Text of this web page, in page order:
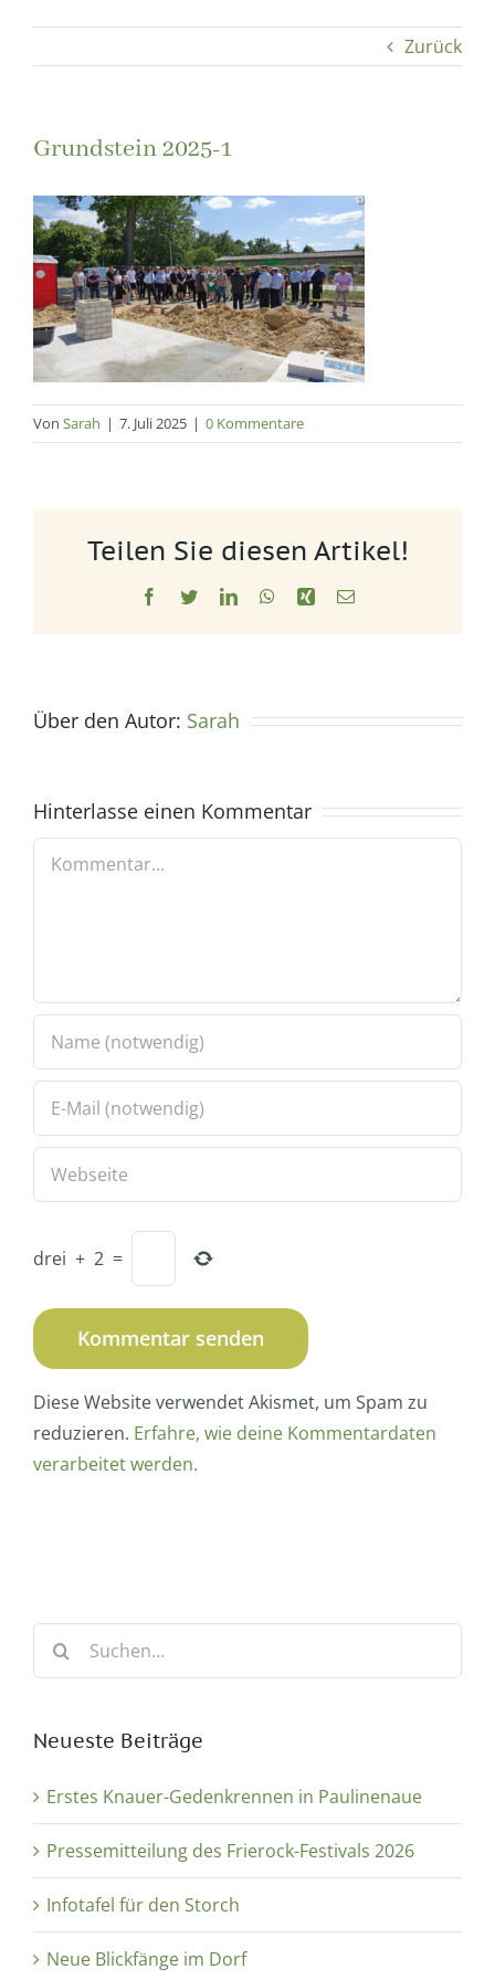
Zurück
Grundstein 2025-1
Von Sarah | 7. Juli 2025 | 0 Kommentare
Teilen Sie diesen Artikel!
Facebook
TwitterLinkedInWhatsApp
Xing E-
Über den Autor: Sarah
Hinterlasse einen Kommentar
Kommentar
drei + 2 =
Diese Website verwendet Akismet, um Spam zu
reduzieren. Erfahre, wie deine Kommentardaten
verarbeitet werden.
Suche
Neueste Beiträge
Erstes Knauer-Gedenkrennen in Paulinenaue
Pressemitteilung des Frierock-Festivals 2026
Infotafel für den Storch
Neue Blickfänge im Dorf